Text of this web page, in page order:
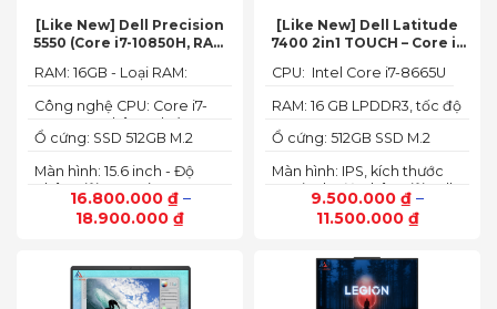
[Like New] Dell Precision
5550 (Core i7-10850H, RAM
Quadro T1000 4G, Màn
15.6” FHD+)
16.800.000 ₫–
18.900.000 ₫
Màn hình: 15.6 inch - Độ
phân giải: FHD+ (1920 x
1200 px)
Ổ cứng: SSD 512GB M.2
Công nghệ CPU: Core i7-
10750H, 6 nhân, 12 luồng
RAM: 16GB - Loại RAM:
[Like New] Dell Latitude
7400 2in1 TOUCH – Core i7
màn hình 14 inch FHD Cảm
9.500.000 ₫ –
11.500.000 ₫
Màn hình: IPS, kích thước
14.0 inch, độ phân giải Full
HD (1920 x 1080)
Ổ cứng: 512GB SSD M.2
RAM: 16 GB LPDDR3, tốc độ
CPU: Intel Core i7-8665U